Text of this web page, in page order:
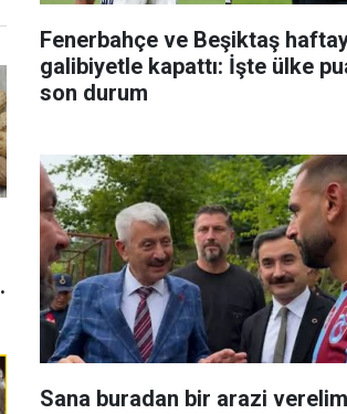
Fenerbahçe ve Beşiktaş
galibiyetle kapattı: İşte ülke
son durum
Sana buradan bir arazi verelim